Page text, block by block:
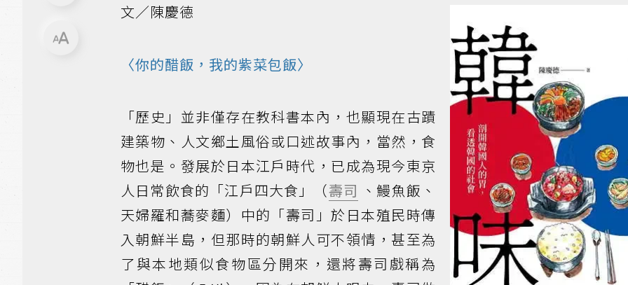
文／陳慶德
〈你的醋飯，我的紫菜包飯〉
「歷史」並非僅存在教科書本內，也顯現在古蹟
建築物、人文鄉土風俗或口述故事內，當然，食
物也是。發展於日本江戶時代，已成為現今東京
人日常飲食的「江戶四大食」（壽司 、鰻魚飯、
天婦羅和蕎麥麵）中的「壽司」於日本殖民時傳
入朝鮮半島，但那時的朝鮮人可不領情，甚至為
了與本地類似食物區分開來，還將壽司戲稱為